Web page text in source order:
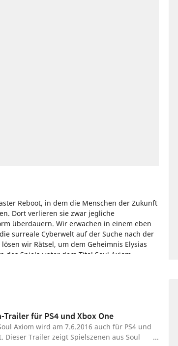
Reboot, in dem die Menschen der Zukunft
Dort verlieren sie zwar jegliche
überdauern. Wir erwachen in einem eben
surreale Cyberwelt auf der Suche nach der
wir Rätsel, um dem Geheimnis Elysias
des Spiels unter dem Titel Soul Axiom
Trailer für PS4 und Xbox One
Axiom wird am 7.6.2016 auch für PS4 und
Dieser Trailer zeigt Spielszenen aus Soul